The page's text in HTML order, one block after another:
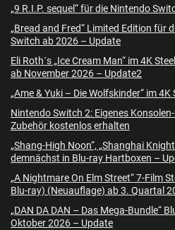
„9 R.I.P. sequel“ für die Nintendo
„Bread and Fred“ Limited Edition für
Switch ab 2026 – Update
Eli Roth´s „Ice Cream Man“ im 4K
ab November 2026 – Update2
„Ame & Yuki – Die Wolfskinder“ im
Nintendo Switch 2: Eigenes
Zubehör kostenlos erhalten
„Shang-High Noon“, „Shanghai
demnächst in Blu-ray Hartboxen –
„A Nightmare On Elm Street“ 7-Film
Blu-ray) (Neuauflage) ab 3. Quartal
„DAN DA DAN – Das Mega-Bundle“
Oktober 2026 – Update